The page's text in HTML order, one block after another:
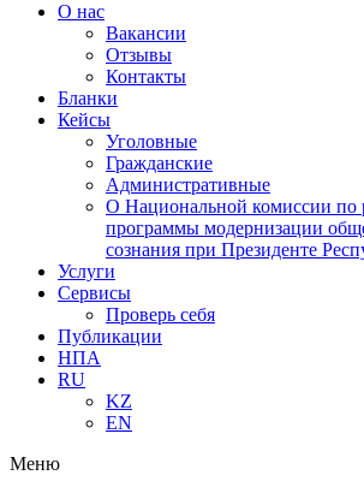
О нас
Вакансии
Отзывы
Контакты
Бланки
Кейсы
Уголовные
Гражданские
Административные
О Национальной комиссии по
программы модернизации
сознания при Президенте
Услуги
Сервисы
Проверь себя
Публикации
НПА
RU
KZ
EN
Меню